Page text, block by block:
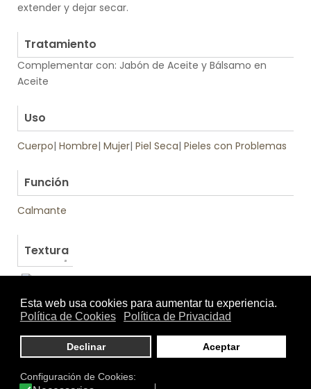
extender y dejar secar.
Tratamiento
Complementar con: Jabón de Aceite y Bálsamo en
Aceite
Uso
Cuerpo| Hombre| Mujer| Piel Seca| Pieles con Problemas
Función
Calmante
Textura
Otros productos de Babé